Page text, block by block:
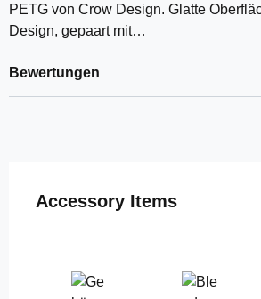
PETG von Crow Design. Glatte
Design, gepaart mit…
Bewertungen
Produktgalerie überspringen
Accessory Items